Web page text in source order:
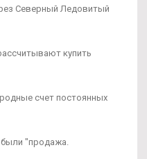
Северный Ледовитый
купить
счет постоянных
"продажа.